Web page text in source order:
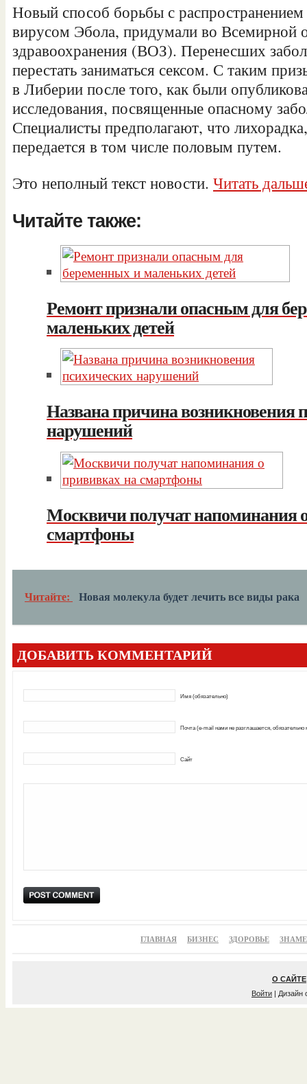
Новый способ борьбы с
вирусом Эбола, придумали во Всемирной
здравоохранения (ВОЗ). Перенесших
перестать заниматься сексом. С таким
в Либерии после того, как были
исследования, посвященные опасному
Специалисты предполагают, что
передается в том числе половым путем.
Это неполный текст новости. Читать
Читайте также:
Ремонт признали опасным для
маленьких детей
Названа причина возникновения
нарушений
Москвичи получат напоминания
смартфоны
Читайте: Новая молекула будет лечить все виды рака
ДОБАВИТЬ КОММЕНТАРИЙ
Имя (обязательно)
Почта (e-mail нами не разглашается, обязательно
Сайт
ГЛАВНАЯ БИЗНЕС ЗДОРОВЬЕ
О САЙТЕ
Войти | Дизайн